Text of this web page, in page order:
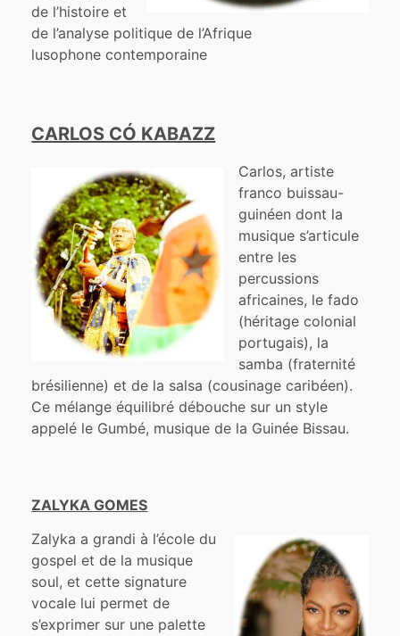
de l’histoire et
de l’analyse politique de l’Afrique
lusophone contemporaine
CARLOS CÓ KABAZZ
Carlos, artiste
franco buissau-
guinéen dont la
musique s’articule
entre les
percussions
africaines, le fado
(héritage colonial
portugais), la
samba (fraternité
brésilienne) et de la salsa (cousinage caribéen).
Ce mélange équilibré débouche sur un style
appelé le Gumbé, musique de la Guinée Bissau.
ZALYKA GOMES
Zalyka a grandi à l’école du
gospel et de la musique
soul, et cette signature
vocale lui permet de
s’exprimer sur une palette